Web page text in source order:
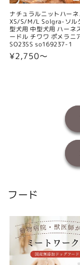
ナチュラルニットハーネ
XS/S/M/L Solgra-ソル
型犬用 中型犬用 ハーネ
ードル チワワ ポメラニ
SO23SS so169237-1
通
¥2,750〜
フード